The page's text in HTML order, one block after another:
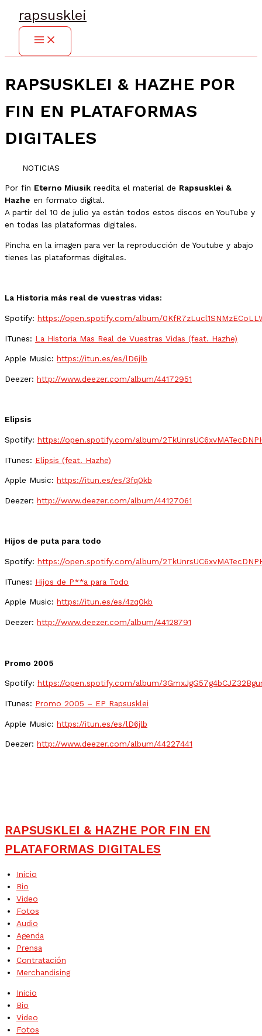
contenido
rapsusklei
RAPSUSKLEI & HAZHE POR
FIN EN PLATAFORMAS
DIGITALES
NOTICIAS
Por fin Eterno Miusik reedita el material de Rapsusklei &
Hazhe en formato digital.
A partir del 10 de julio ya están todos estos discos en YouTube y
en todas las plataformas digitales.
Pincha en la imagen para ver la reproducción de Youtube y abajo
tienes las plataformas digitales.
La Historia más real de vuestras vidas:
Spotify: https://open.spotify.com/album/
ITunes: La Historia Mas Real de Vuestras Vidas (feat. Hazhe)
Apple Music: https://itun.es/es/lD6jlb
Deezer: http://www.deezer.com/album/44172951
Elipsis
Spotify: https://open.spotify.com/album/
ITunes: Elipsis (feat. Hazhe)
Apple Music: https://itun.es/es/3fq0kb
Deezer: http://www.deezer.com/album/44127061
Hijos de puta para todo
Spotify: https://open.spotify.com/album/
ITunes: Hijos de P**a para Todo
Apple Music: https://itun.es/es/4zq0kb
Deezer: http://www.deezer.com/album/44128791
Promo 2005
Spotify: https://open.spotify.com/album/
ITunes: Promo 2005 – EP Rapsusklei
Apple Music: https://itun.es/es/lD6jlb
Deezer: http://www.deezer.com/album/44227441
RAPSUSKLEI & HAZHE POR FIN EN
PLATAFORMAS DIGITALES
Inicio
Bio
Video
Fotos
Audio
Agenda
Prensa
Contratación
Merchandising
Inicio
Bio
Video
Fotos